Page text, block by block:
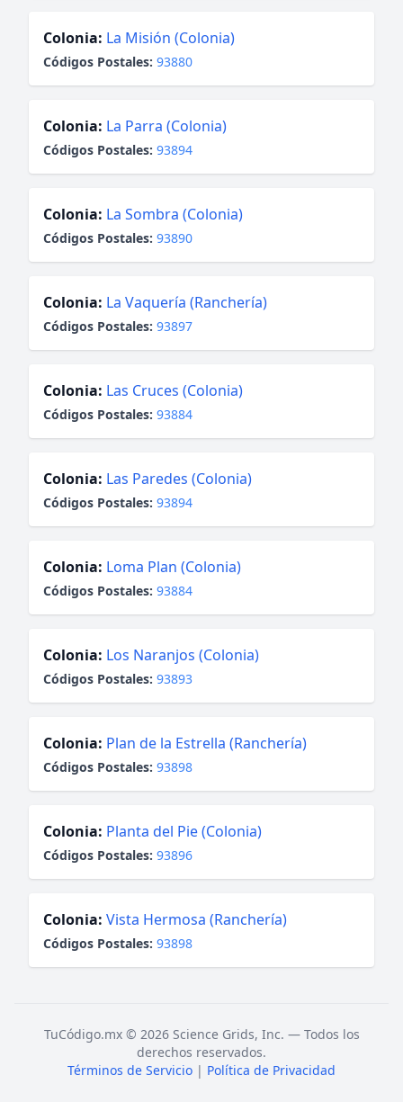
Colonia: La Misión (Colonia)
Códigos Postales: 93880
Colonia: La Parra (Colonia)
Códigos Postales: 93894
Colonia: La Sombra (Colonia)
Códigos Postales: 93890
Colonia: La Vaquería (Ranchería)
Códigos Postales: 93897
Colonia: Las Cruces (Colonia)
Códigos Postales: 93884
Colonia: Las Paredes (Colonia)
Códigos Postales: 93894
Colonia: Loma Plan (Colonia)
Códigos Postales: 93884
Colonia: Los Naranjos (Colonia)
Códigos Postales: 93893
Colonia: Plan de la Estrella (Ranchería)
Códigos Postales: 93898
Colonia: Planta del Pie (Colonia)
Códigos Postales: 93896
Colonia: Vista Hermosa (Ranchería)
Códigos Postales: 93898
TuCódigo.mx © 2026 Science Grids, Inc. — Todos los
derechos reservados.
Términos de Servicio | Política de Privacidad